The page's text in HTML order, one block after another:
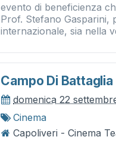
evento di beneficienza
Prof. Stefano Gasparini,
internazionale, sia nella
Campo Di Battaglia
domenica 22
Cinema
Capoliveri - Cinema